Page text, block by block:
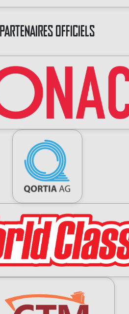
PARTENAIRES OFFICIELS